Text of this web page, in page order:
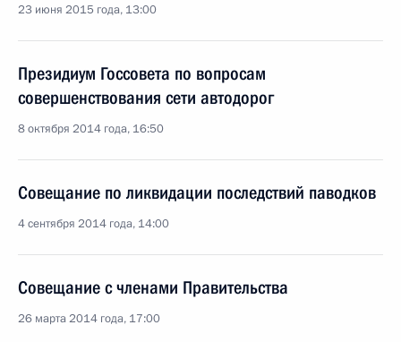
23 июня 2015 года, 13:00
Президиум Госсовета по вопросам
совершенствования сети автодорог
8 октября 2014 года, 16:50
Совещание по ликвидации последствий паводков
4 сентября 2014 года, 14:00
Совещание с членами Правительства
26 марта 2014 года, 17:00